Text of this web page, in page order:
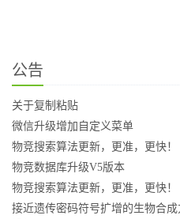
公告
关于复制粘贴
微信升级增加自定义菜单
物竞搜索算法更新，更准，更快！
物竞数据库升级V5版本
物竞搜索算法更新，更准，更快！
接近遗传密码符号扩增的生物合